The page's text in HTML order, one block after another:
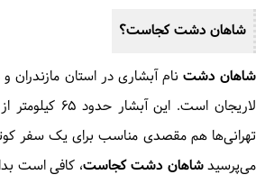
شاهان دشتکجاست؟
شاهان دشت نام آبشاری در استان
لاریجان است. این
تهرانی‌ها هم مقصدی مناسب برای یک سفر
می‌پرسیدشاهان دشت کجاست، کافی است